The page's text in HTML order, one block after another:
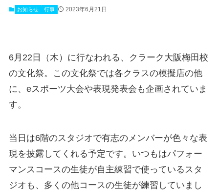
お知らせ 行事 2023年6月21日
6月22日（木）に行なわれる、クラーク大阪梅田校
の文化祭。この文化祭では各クラスの模擬店の他
に、eスポーツ大会や表現発表会も企画されていま
す。
当日は6階のスタジオで有志のメンバーが色々な表
現を披露してくれる予定です。いつもはパフォー
マンスコースの生徒が自主練習で使っているスタ
ジオも、多くの他コースの生徒が練習していまし